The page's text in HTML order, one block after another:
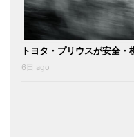
トヨタ・プリウスが安全
6日 ago